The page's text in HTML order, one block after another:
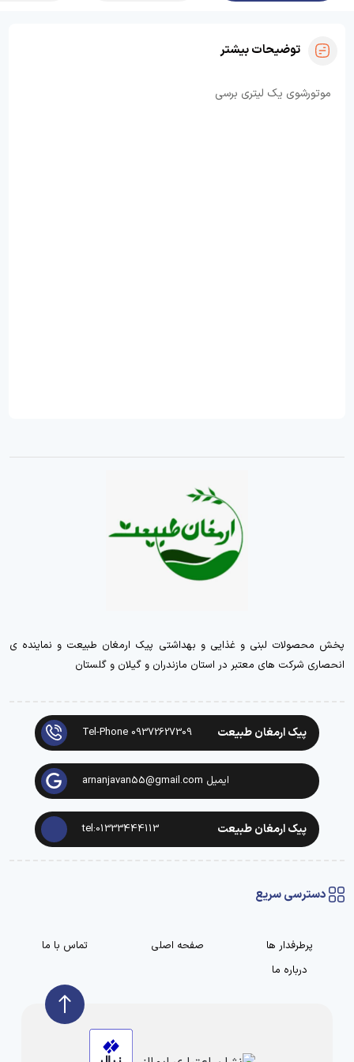
توضیحات بیشتر
موتورشوی یک لیتری برسی
پخش محصولات لبنی و غذایی و بهداشتی پیک ارمغان طبیعت و نماینده ی
انحصاری شرکت های معتبر در استان مازندران و گیلان و گلستان
پیک ارمغان طبیعت Tel-Phone 09372627309
ایمیل arnanjavan55@gmail.com
پیک ارمغان طبیعت tel:01333444113
دسترسی سریع
پرطرفدار ها صفحه اصلی
تماس با ما
درباره ما